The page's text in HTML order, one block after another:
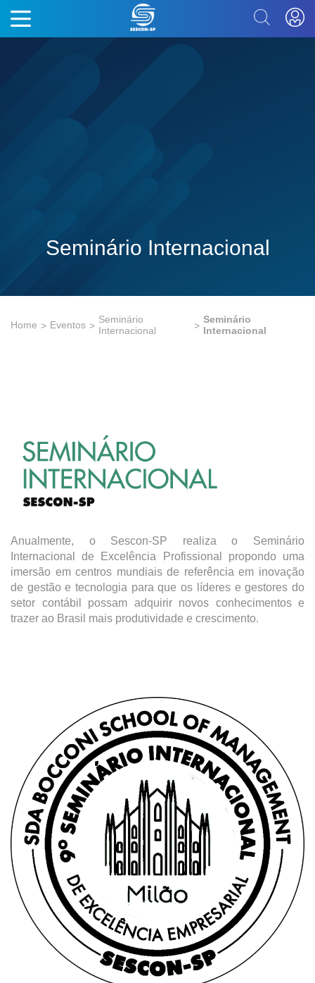
Seminário Internacional
Home Eventos
Seminário
Internacional
Seminário
Internacional
Anualmente, o Sescon-SP realiza o Seminário
Internacional de Excelência Profissional propondo uma
imersão em centros mundiais de referência em inovação
de gestão e tecnologia para que os líderes e gestores do
setor contábil possam adquirir novos conhecimentos e
trazer ao Brasil mais produtividade e crescimento.